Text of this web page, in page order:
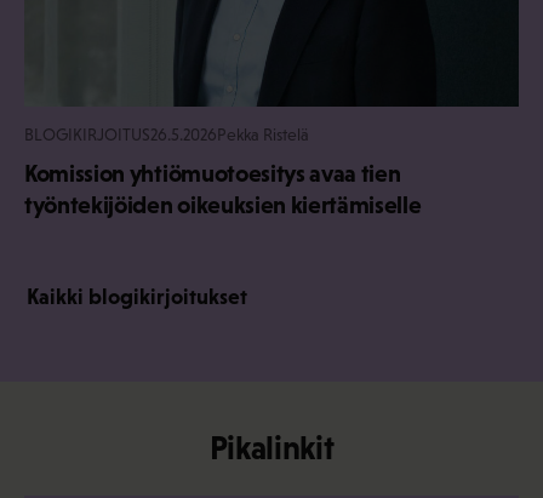
BLOGIKIRJOITUS26.5.2026Pekka Ristelä
Komission yhtiömuotoesitys avaa tien
työntekijöiden oikeuksien kiertämiselle
Kaikki blogikirjoitukset
Pikalinkit